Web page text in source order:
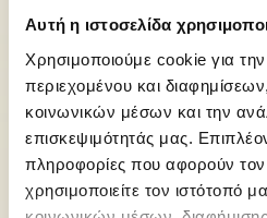
Αυτή η ιστοσελίδα
Χρησιμοποιούμε cookie για
περιεχομένου και
κοινωνικών μέσων και την
επισκεψιμότητάς μας.
πληροφορίες που αφορούν
χρησιμοποιείτε τον ιστότοπό
dpapaioannou@marmarodomi.gr
ppapaioannou@marmarodomi.gr
Ωράριο:Δευτ. - Παρ.: 800 -
ωραρίου: Κατόπιν ραντεβού